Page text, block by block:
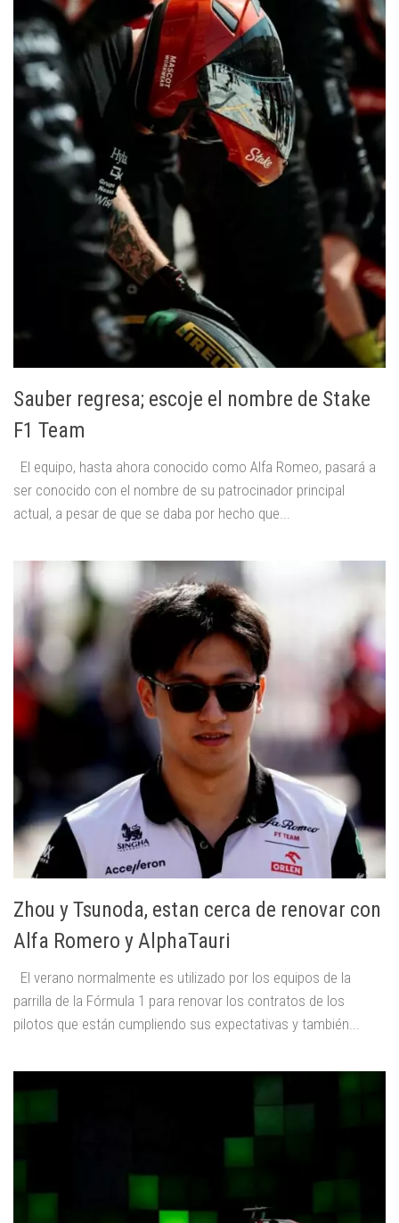
Sauber regresa; escoje el nombre de Stake
F1 Team
El equipo, hasta ahora conocido como Alfa Romeo, pasará a
ser conocido con el nombre de su patrocinador principal
actual, a pesar de que se daba por hecho que...
Zhou y Tsunoda, estan cerca de renovar con
Alfa Romero y AlphaTauri
El verano normalmente es utilizado por los equipos de la
parrilla de la Fórmula 1 para renovar los contratos de los
pilotos que están cumpliendo sus expectativas y también...